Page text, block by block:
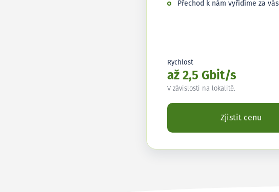
Přechod k nám vyřídíme za vás
Rychlost
až 2,5 Gbit/s
V závislosti na lokalitě.
Zjistit cenu